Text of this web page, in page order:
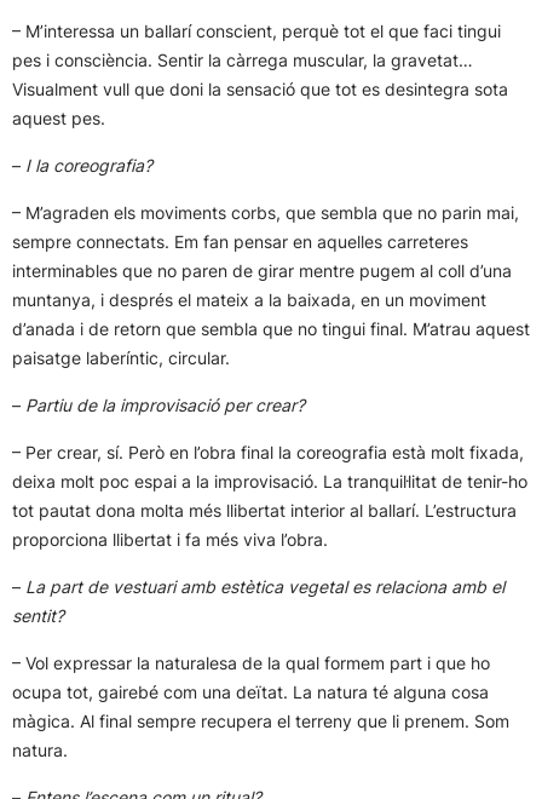
– M’interessa un ballarí conscient, perquè tot el que faci tingui
pes i consciència. Sentir la càrrega muscular, la gravetat…
Visualment vull que doni la sensació que tot es desintegra sota
aquest pes.
– I la coreografia?
– M’agraden els moviments corbs, que sembla que no parin mai,
sempre connectats. Em fan pensar en aquelles carreteres
interminables que no paren de girar mentre pugem al coll d’una
muntanya, i després el mateix a la baixada, en un moviment
d’anada i de retorn que sembla que no tingui final. M’atrau aquest
paisatge laberíntic, circular.
– Partiu de la improvisació per crear?
– Per crear, sí. Però en l’obra final la coreografia està molt fixada,
deixa molt poc espai a la improvisació. La tranquil·litat de tenir-ho
tot pautat dona molta més llibertat interior al ballarí. L’estructura
proporciona llibertat i fa més viva l’obra.
– La part de vestuari amb estètica vegetal es relaciona amb el
sentit?
– Vol expressar la naturalesa de la qual formem part i que ho
ocupa tot, gairebé com una deïtat. La natura té alguna cosa
màgica. Al final sempre recupera el terreny que li prenem. Som
natura.